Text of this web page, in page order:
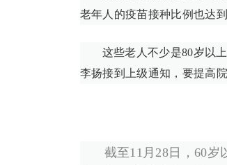
老年人的疫苗接种比例也达
这些老人不少是80岁以
李扬接到上级通知，要提高
截至11月28日，60岁